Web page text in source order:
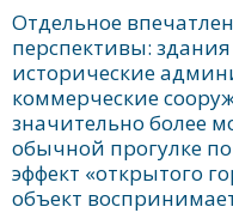
Отдельное
перспективы:
исторические
коммерческие
значительно более
обычной прогулке
эффект «открытого
объект